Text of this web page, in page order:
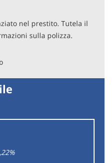
nel prestito. Tutela il
sulla polizza.
%